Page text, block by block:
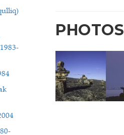
PHOTOS